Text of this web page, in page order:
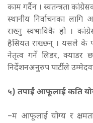
काम गर्दैन । स्वतन्त्रता
स्थानीय निर्वाचनका
राख्नु स्वभाविकै हो ।
हैसियत राख्छन् । यसले के
नेतृत्व गर्ने लिडर, क्याडर
निर्देशनअनुरुप पार्टीले
५) तपाईं आफूलाई कति
–म आफूलाई योग्य र